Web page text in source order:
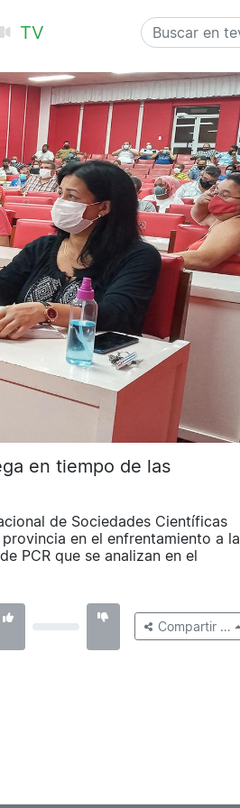
TV
en tiempo de las
de Sociedades Científicas
en el enfrentamiento a la
PCR que se analizan en el
Compartir …